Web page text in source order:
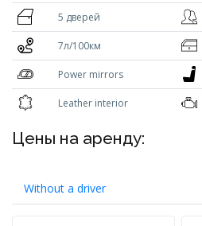
5 дверей
7л/100км
Power mirrors
Leather interior
Цены на аренду:
Without a driver